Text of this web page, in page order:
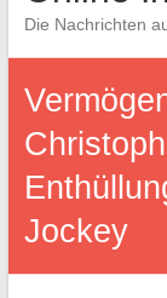
Die Nachrichten
Jockey